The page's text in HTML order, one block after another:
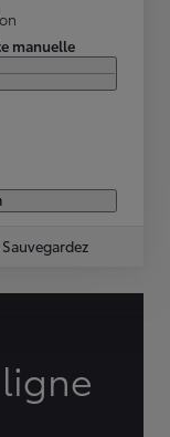
manuelle
Sauvegardez